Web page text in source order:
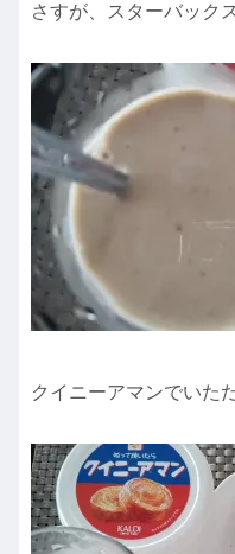
さすが、スターバックス
クイニーアマンでいた